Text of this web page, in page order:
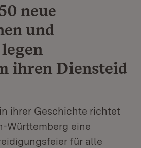
neue
und
ihren Diensteid
ihrer Geschichte richtet
Württemberg eine
für alle